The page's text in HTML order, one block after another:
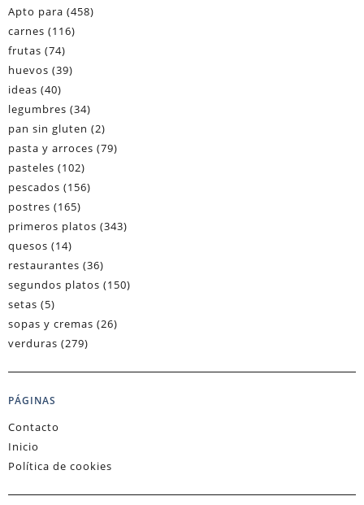
Apto para (458)
carnes (116)
frutas (74)
huevos (39)
ideas (40)
legumbres (34)
pan sin gluten (2)
pasta y arroces (79)
pasteles (102)
pescados (156)
postres (165)
primeros platos (343)
quesos (14)
restaurantes (36)
segundos platos (150)
setas (5)
sopas y cremas (26)
verduras (279)
PÁGINAS
Contacto
Inicio
Política de cookies